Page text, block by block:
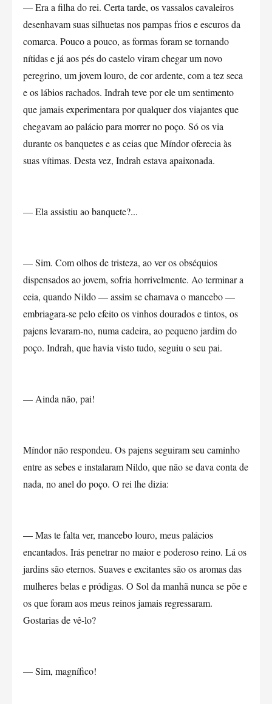
— Era a filha do rei. Certa tarde, os vassalos cavaleiros
desenhavam suas silhuetas nos pampas frios e escuros da
comarca. Pouco a pouco, as formas foram se tornando
nítidas e já aos pés do castelo viram chegar um novo
peregrino, um jovem louro, de cor ardente, com a tez seca
e os lábios rachados. Indrah teve por ele um sentimento
que jamais experimentara por qualquer dos viajantes que
chegavam ao palácio para morrer no poço. Só os via
durante os banquetes e as ceias que Míndor oferecia às
suas vítimas. Desta vez, Indrah estava apaixonada.
— Ela assistiu ao banquete?...
— Sim. Com olhos de tristeza, ao ver os obséquios
dispensados ao jovem, sofria horrivelmente. Ao terminar a
ceia, quando Nildo — assim se chamava o mancebo —
embriagara-se pelo efeito os vinhos dourados e tintos, os
pajens levaram-no, numa cadeira, ao pequeno jardim do
poço. Indrah, que havia visto tudo, seguiu o seu pai.
— Ainda não, pai!
Míndor não respondeu. Os pajens seguiram seu caminho
entre as sebes e instalaram Nildo, que não se dava conta de
nada, no anel do poço. O rei lhe dizia:
— Mas te falta ver, mancebo louro, meus palácios
encantados. Irás penetrar no maior e poderoso reino. Lá os
jardins são eternos. Suaves e excitantes são os aromas das
mulheres belas e pródigas. O Sol da manhã nunca se põe e
os que foram aos meus reinos jamais regressaram.
Gostarias de vê-lo?
— Sim, magnífico!